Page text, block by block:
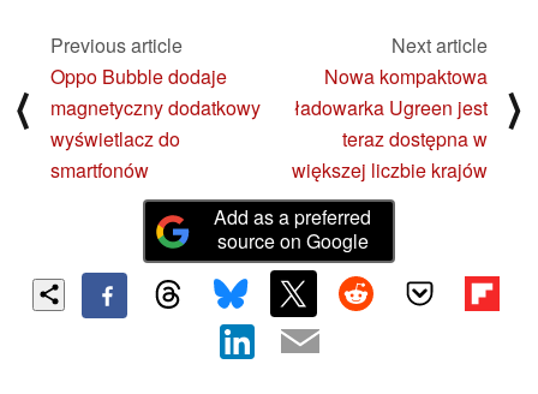
⟨
Previous article
Oppo Bubble dodaje
magnetyczny dodatkowy
wyświetlacz do
smartfonów
Next article
Nowa kompaktowa
ładowarka Ugreen jest
teraz dostępna w
większej liczbie krajów
⟩
Add as a preferred
source on Google